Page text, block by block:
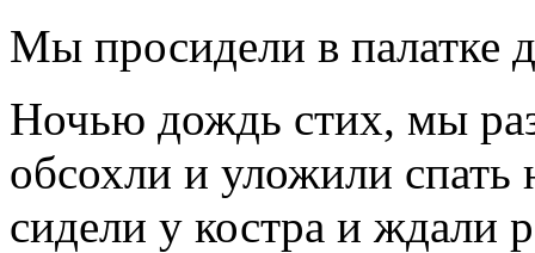
Мы просидели в палатке
Ночью дождь стих, мы
обсохли и уложили
сидели у костра и ждали